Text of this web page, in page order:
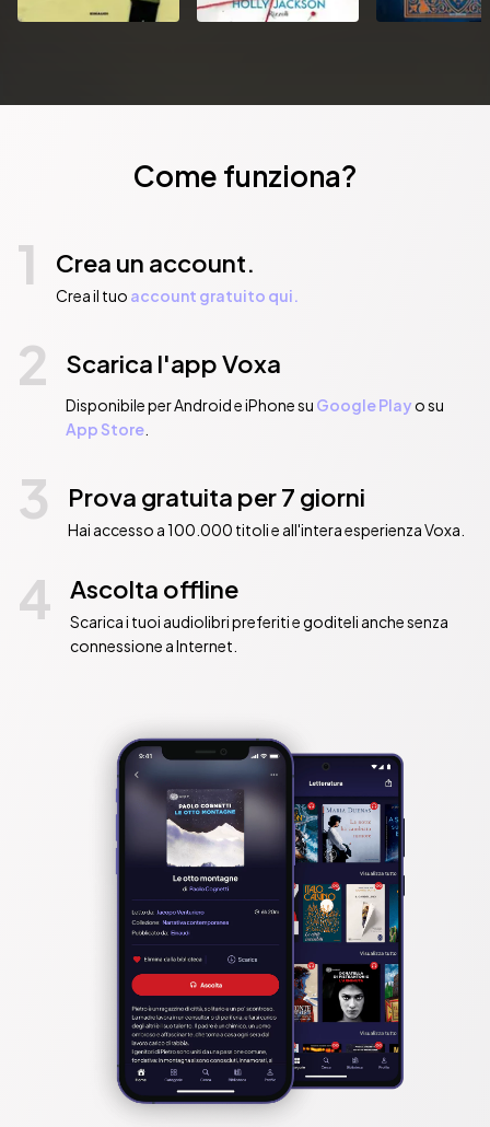
Come funziona?
1 Crea un account.
Crea il tuo account gratuito qui.
2 Scarica l'app Voxa
Disponibile per Android e iPhone su Google Playo su
App Store.
3 Prova gratuita per 7 giorni
Hai accesso a 100.000 titoli e all'intera esperienza Voxa.
4 Ascolta offline
Scarica i tuoi audiolibri preferiti e goditeli anche senza
connessione a Internet.